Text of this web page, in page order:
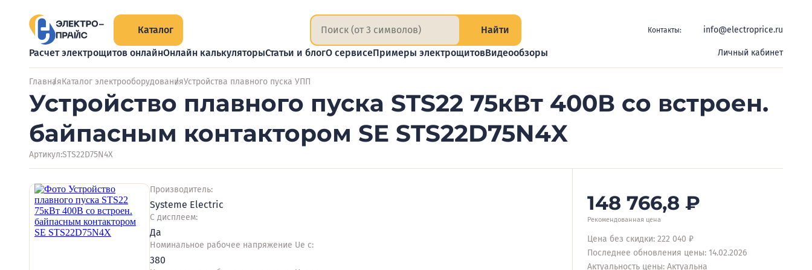
Каталог Найти Контакты: info@electroprice.ru
Расчет электрощитов онлайнОнлайн калькуляторыСтатьи и блогО сервисеПримеры электрощитовВидеообзоры Личный кабинет
ГлавнаяКаталог электрооборудованияУстройства плавного пуска УПП
Устройство плавного пуска STS22 75кВт 400В со встроен.
байпасным контактором SE STS22D75N4X
Артикул:STS22D75N4X
Производитель:
Systeme Electric
С дисплеем:
Да
Номинальное рабочее напряжение Ue с:
380
148 766,8 ₽
Рекомендованная цена
Цена без скидки: 222 040 ₽
Последнее обновления цены: 14.02.2026
Актуальность цены: Актуальна